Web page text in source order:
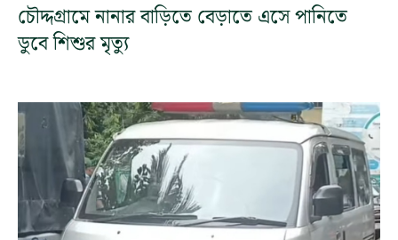
চৌদ্দগ্রামে নানার বাড়িতে বেড়াতে এসে পানিতে
ডুবে শিশুর মৃত্যু